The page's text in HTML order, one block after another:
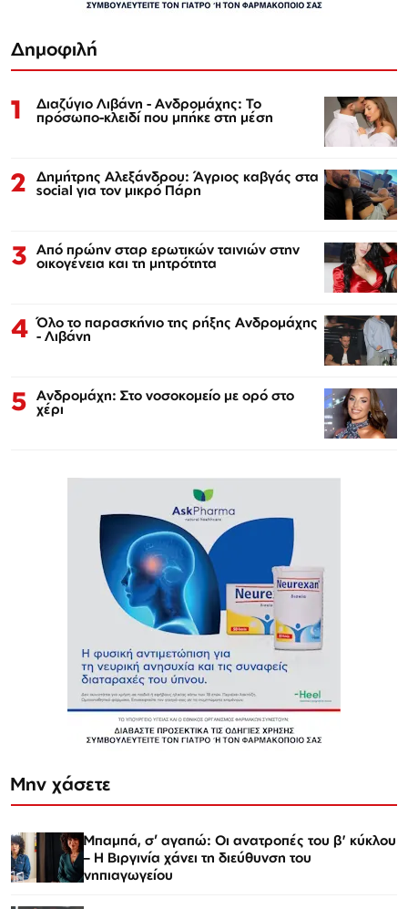
Δημοφιλή
1 Διαζύγιο Λιβάνη - Ανδρομάχης: Το
πρόσωπο-κλειδί που μπήκε στη μέση
2 Δημήτρης Αλεξάνδρου: Άγριος καβγάς στα
social για τον μικρό Πάρη
3 Από πρώην σταρ ερωτικών ταινιών στην
οικογένεια και τη μητρότητα
4 Όλο το παρασκήνιο της ρήξης Ανδρομάχης
- Λιβάνη
5 Ανδρομάχη: Στο νοσοκομείο με ορό στο
χέρι
Μην χάσετε
Μπαμπά, σ’ αγαπώ: Οι ανατροπές του β' κύκλου
– Η Βιργινία χάνει τη διεύθυνση του
νηπιαγωγείου